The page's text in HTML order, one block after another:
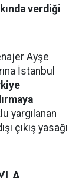
verdiği
Ayşe
İstanbul
yargılanan
çıkış yasağı